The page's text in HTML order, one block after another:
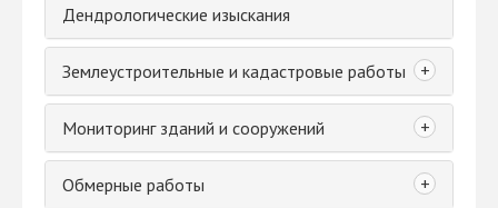
Дендрологические изыскания
Землеустроительные и кадастровые работы +
Мониторинг зданий и сооружений +
Обмерные работы +